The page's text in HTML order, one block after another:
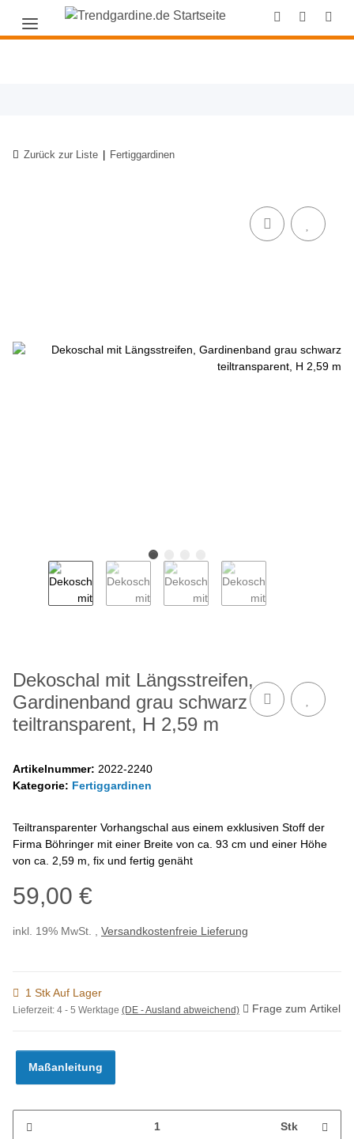
Zurück zur Liste Fertiggardinen
Dekoschal mit Längsstreifen,
Gardinenband grau schwarz
teiltransparent, H 2,59 m
Artikelnummer: 2022-2240
Kategorie: Fertiggardinen
Teiltransparenter Vorhangschal aus einem exklusiven Stoff der
Firma Böhringer mit einer Breite von ca. 93 cm und einer Höhe
von ca. 2,59 m, fix und fertig genäht
59,00 €
inkl. 19% MwSt. , Versandkostenfreie Lieferung
1 Stk Auf Lager
Lieferzeit: 4 - 5 Werktage (DE - Ausland abweichend) Frage zum Artikel
Maßanleitung
Stk